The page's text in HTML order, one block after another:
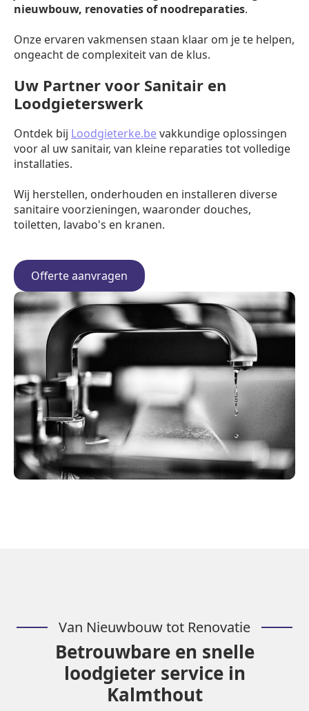
nieuwbouw, renovaties of noodreparaties.
Onze ervaren vakmensen staan klaar om je te helpen,
ongeacht de complexiteit van de klus.
Uw Partner voor Sanitair en
Loodgieterswerk
Ontdek bij Loodgieterke.bevakkundige oplossingen
voor al uw sanitair, van kleine reparaties tot volledige
installaties.
Wij herstellen, onderhouden en installeren diverse
sanitaire voorzieningen, waaronder douches,
toiletten, lavabo's en kranen.
Offerte aanvragen
Van Nieuwbouw tot Renovatie
Betrouwbare en snelle
loodgieter service in
Kalmthout